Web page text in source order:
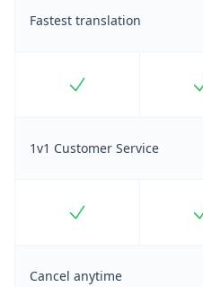
Fastest translation
Included
1v1 Customer Service
Included
Cancel anytime